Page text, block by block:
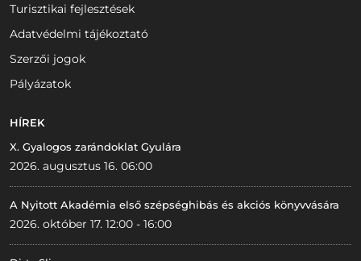
Turisztikai fejlesztések
Adatvédelmi tájékoztató
Szerzői jogok
Pályázatok
HÍREK
X. Gyalogos zarándoklat Gyulára
2026. augusztus 16. 06:00
A Nyitott Akadémia első szépséghibás és akciós könyvvására
2026. október 17. 12:00 - 16:00